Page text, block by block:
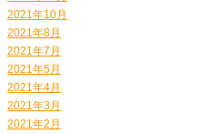
2021年10月
2021年8月
2021年7月
2021年5月
2021年4月
2021年3月
2021年2月